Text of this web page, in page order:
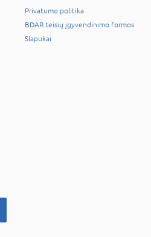
Privatumo politika
BDAR teisių įgyvendinimo formos
Slapukai